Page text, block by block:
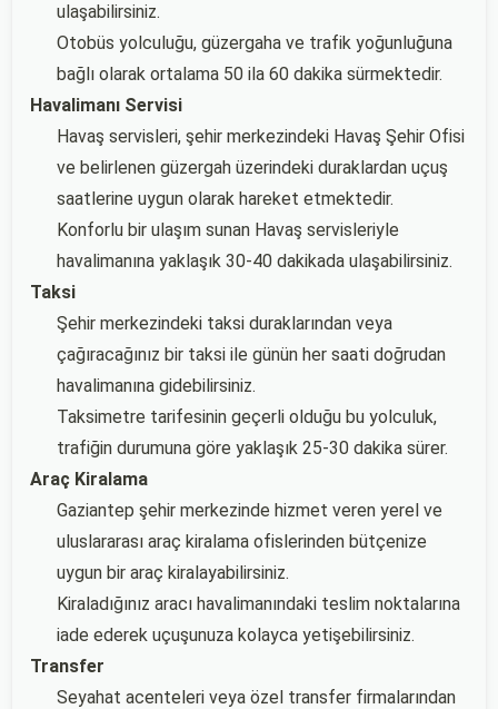
ulaşabilirsiniz.
Otobüs yolculuğu, güzergaha ve trafik yoğunluğuna
bağlı olarak ortalama 50 ila 60 dakika sürmektedir.
Havalimanı Servisi
Havaş servisleri, şehir merkezindeki Havaş Şehir Ofisi
ve belirlenen güzergah üzerindeki duraklardan uçuş
saatlerine uygun olarak hareket etmektedir.
Konforlu bir ulaşım sunan Havaş servisleriyle
havalimanına yaklaşık 30-40 dakikada ulaşabilirsiniz.
Taksi
Şehir merkezindeki taksi duraklarından veya
çağıracağınız bir taksi ile günün her saati doğrudan
havalimanına gidebilirsiniz.
Taksimetre tarifesinin geçerli olduğu bu yolculuk,
trafiğin durumuna göre yaklaşık 25-30 dakika sürer.
Araç Kiralama
Gaziantep şehir merkezinde hizmet veren yerel ve
uluslararası araç kiralama ofislerinden bütçenize
uygun bir araç kiralayabilirsiniz.
Kiraladığınız aracı havalimanındaki teslim noktalarına
iade ederek uçuşunuza kolayca yetişebilirsiniz.
Transfer
Seyahat acenteleri veya özel transfer firmalarından